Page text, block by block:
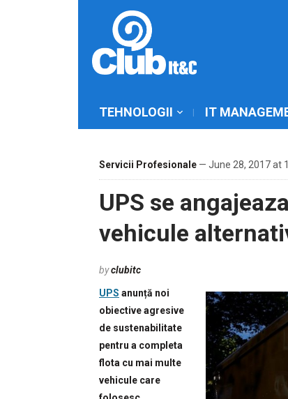
TEHNOLOGII IT
Servicii Profesionale — June 28, 2017 at
UPS se
vehicule
byclubitc
UPS anunță noi
obiective agresive
de sustenabilitate
pentru a completa
flota cu mai multe
vehicule care